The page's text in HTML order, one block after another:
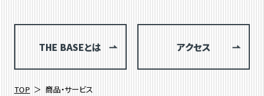
THE BASEとは アクセス
TOP 商品・サービス